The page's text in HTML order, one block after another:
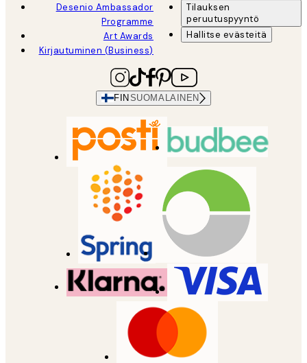
Desenio Ambassador
Programme
Art Awards
Kirjautuminen (Business)
Tilauksen
peruutuspyyntö
Hallitse evästeitä
FIN SUOMALAINEN